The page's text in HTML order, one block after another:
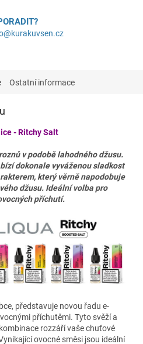
Ostatní informace
- Ritchy Salt
v podobě lahodného džusu.
dokonale vyváženou sladkost
který věrně napodobuje
džusu. Ideální volba pro
příchutí.
představuje novou řadu e-
příchutěmi. Tyto svěží a
rozzáří vaše chuťové
ovocné směsi jsou ideální